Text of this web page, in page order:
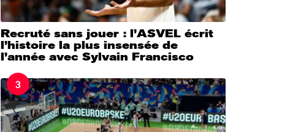
Recruté sans jouer : l’ASVEL écrit
l’histoire la plus insensée de
l’année avec Sylvain Francisco
3